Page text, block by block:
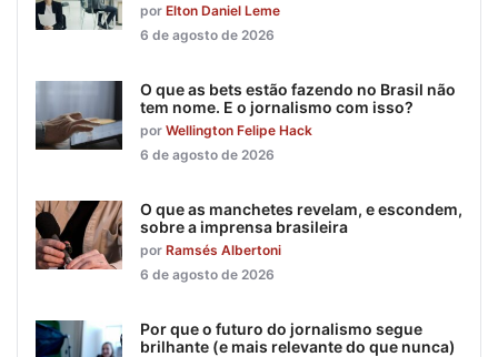
por Elton Daniel Leme
6 de agosto de 2026
O que as bets estão fazendo no Brasil não
tem nome. E o jornalismo com isso?
por Wellington Felipe Hack
6 de agosto de 2026
O que as manchetes revelam, e escondem,
sobre a imprensa brasileira
por Ramsés Albertoni
6 de agosto de 2026
Por que o futuro do jornalismo segue
brilhante (e mais relevante do que nunca)